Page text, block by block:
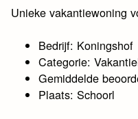
Unieke vakantiewoning
Bedrijf: Koningshof
Categorie:
Gemiddelde
Plaats: Schoorl